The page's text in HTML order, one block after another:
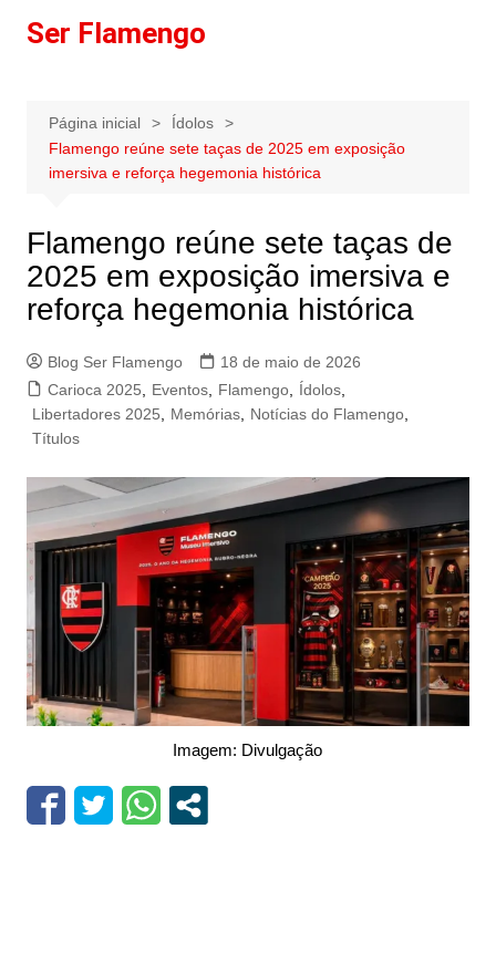
paraSer Flamengo
Página inicial
Ídolos
Flamengo reúne sete taças de 2025 em exposição
imersiva e reforça hegemonia histórica
Flamengo reúne sete taças de
2025 em exposição imersiva e
reforça hegemonia histórica
Blog Ser Flamengo
18 de maio de 2026
Carioca 2025
Eventos, Flamengo, Ídolos,
Libertadores 2025
Memórias, Notícias do Flamengo,
Títulos
Imagem: Divulgação